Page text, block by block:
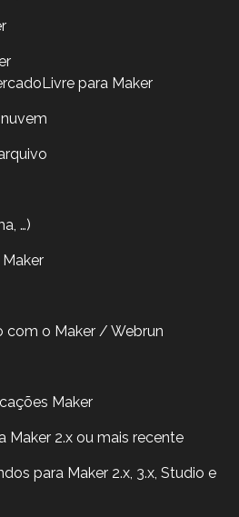
para Maker
…)
com o Maker / Webrun
Maker
Maker 2.x ou mais recente
para Maker 2.x, 3.x, Studio e